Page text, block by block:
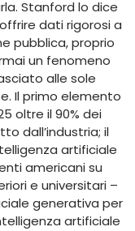
Stanford lo dice
dati rigorosi a
pubblica, proprio
un fenomeno
alle sole
Il primo elemento
oltre il 90% dei
dall’industria; il
artificiale
americani su
e universitari –
generativa per
artificiale